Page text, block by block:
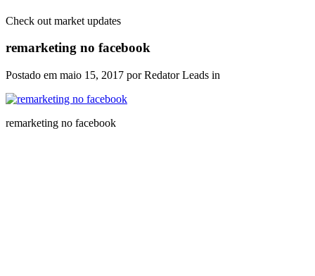
Check out market updates
remarketing no facebook
Postado em maio 15, 2017 por Redator Leads in
remarketing no facebook